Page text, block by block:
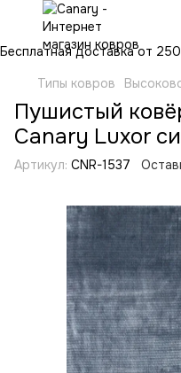
Бесплатная доставка от
Типы ковров
Пушистый
Canary Luxor
Артикул: CNR-1537